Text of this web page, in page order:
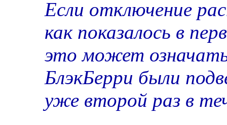
Если отключение
как показалось в
это может
БлэкБерри были
уже второй раз в